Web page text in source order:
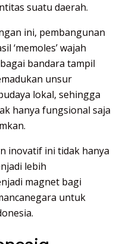
suatu daerah.
ini, pembangunan
‘memoles’ wajah
bandara tampil
unsur
lokal, sehingga
hanya fungsional saja
inovatif ini tidak hanya
lebih
magnet bagi
untuk